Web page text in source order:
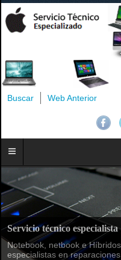
Buscar Web Anterior
Servicio técnico especialista
Notebook, netbook e
especialistas en